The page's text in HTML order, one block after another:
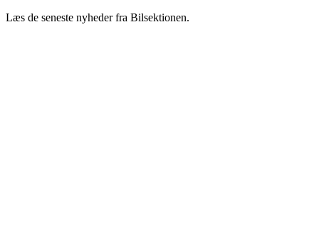
Læs de seneste nyheder fra Bilsektionen.